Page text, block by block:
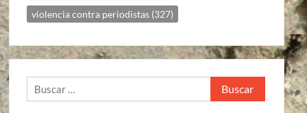
violencia contra periodistas (327)
Buscar: